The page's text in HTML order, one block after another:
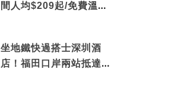
間人均$209起/免費溫泉/
坐地鐵快過搭士深圳酒
店！福田口岸兩站抵達